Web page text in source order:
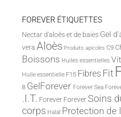
FOREVER ÉTIQUETTES
Nectar d'aloès et de baies Gel
vera Aloès Produits apicoles C9
Boissons Huiles essentielles
Huile essentielle F15 Fibres Fit
B GelForever Forever Sea
.I.T. Forever Forever Soins
corps Halal Protection de